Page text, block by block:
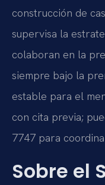
construcción de
supervisa la
colaboran en la
siempre bajo la
estable para el
con cita previa;
7747 para
Sobre el